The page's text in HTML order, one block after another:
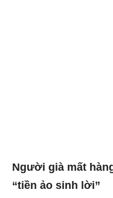
Người già mất
“tiền ảo sinh lời”